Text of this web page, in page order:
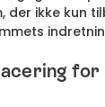
der ikke kun
for